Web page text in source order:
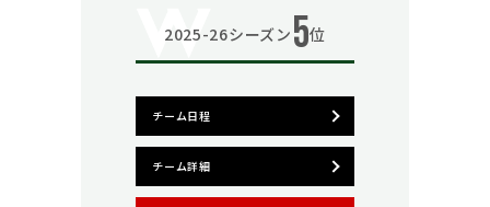
2025-26シーズン 5位
チーム日程
チーム詳細